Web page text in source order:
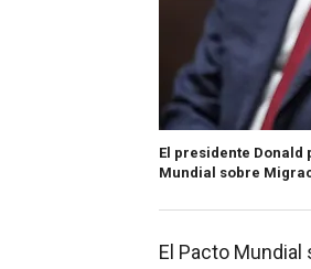
El presidente Donald
Mundial sobre
El Pacto Mundial